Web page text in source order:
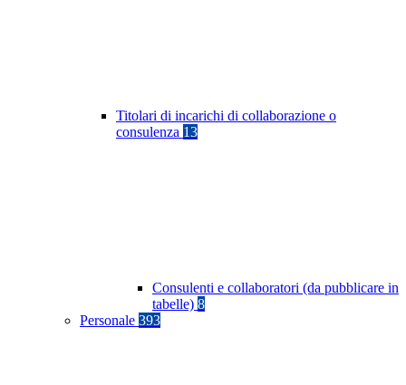
Titolari di incarichi di collaborazione o
consulenza 13
Consulenti e collaboratori (da pubblicare in
tabelle) 8
Personale 393